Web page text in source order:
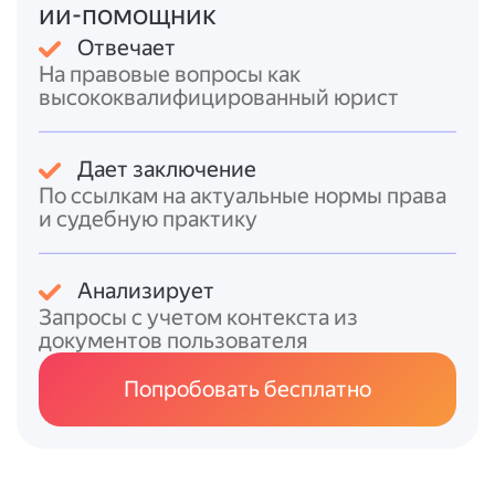
подтверждаетсяэлектронная выписка из
Единого государственного реестра
налогоплательщиков[0].
Также следует учитывать ограничения:
регистрация ИП не допускается, если лицо
имеет судимость или подвергалось
уголовному преследованию за тяжкие
преступления.
применение специальных налоговых
режимов, например,налога на
профессиональный доход(при годовом
Федеральным законом от 27.11.2018 №
422-ФЗ.
ии-помощник
Отвечает
На правовые вопросы как
высококвалифицированный юрист
Дает заключение
По ссылкам на актуальные нормы права
и судебную практику
Анализирует
Запросы с учетом контекста из
документов пользователя
Попробовать бесплатно